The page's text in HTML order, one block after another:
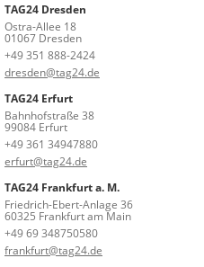
TAG24 Dresden
Ostra-Allee 18
01067 Dresden
+49 351 888-2424
dresden@tag24.de
TAG24 Erfurt
Bahnhofstraße 38
99084 Erfurt
+49 361 34947880
erfurt@tag24.de
TAG24 Frankfurt a. M.
Friedrich-Ebert-Anlage 36
60325 Frankfurt am Main
+49 69 348750580
frankfurt@tag24.de